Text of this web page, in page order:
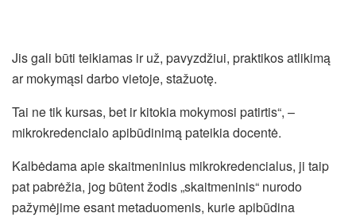
Jis gali būti teikiamas ir už, pavyzdžiui, praktikos atlikimą
ar mokymąsi darbo vietoje, stažuotę.
Tai ne tik kursas, bet ir kitokia mokymosi patirtis“, –
mikrokredencialo apibūdinimą pateikia docentė.
Kalbėdama apie skaitmeninius mikrokredencialus, ji taip
pat pabrėžia, jog būtent žodis „skaitmeninis“ nurodo
pažymėjime esant metaduomenis, kurie apibūdina